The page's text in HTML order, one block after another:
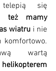
się
też mamy
wiatru i nie
wartą
helikopterem